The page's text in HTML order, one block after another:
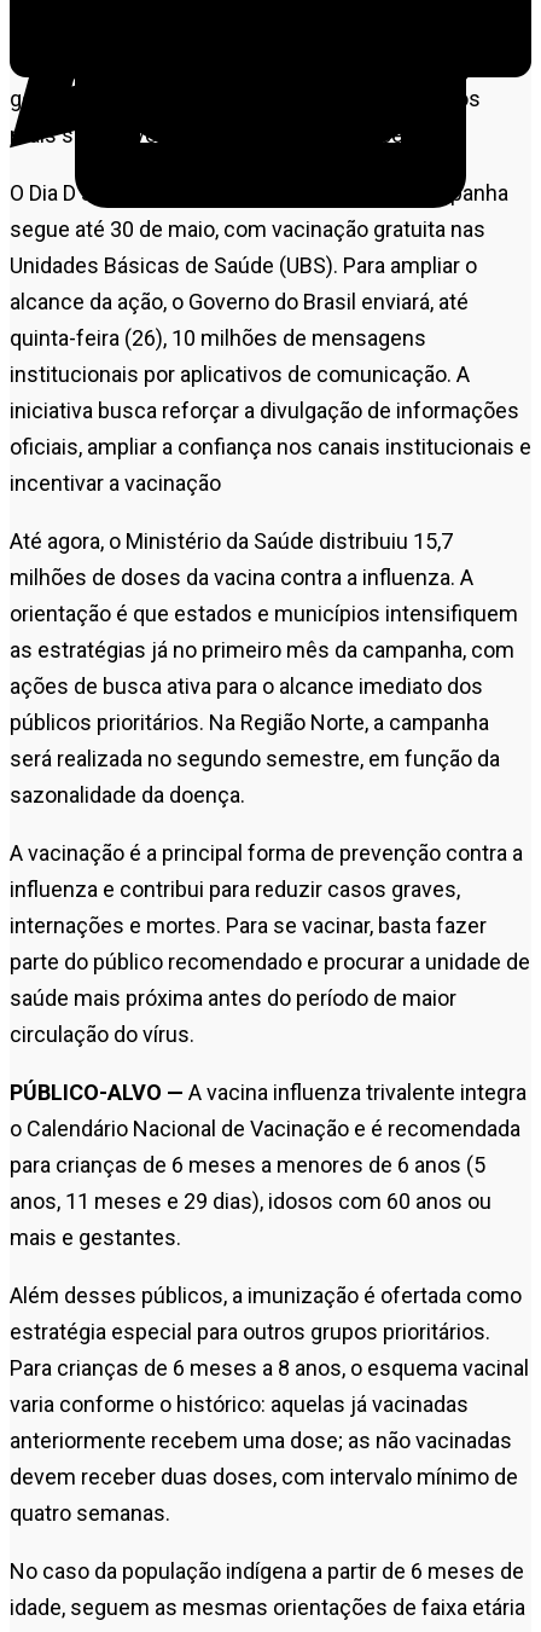
estados e municípios, a mobilização prioriza crianças,
gestantes e idosos com 60 anos ou mais, grupos
mais suscetíveis a formas graves da doença.
O Dia D será realizado na mesma data, e a campanha
segue até 30 de maio, com vacinação gratuita nas
Unidades Básicas de Saúde (UBS). Para ampliar o
alcance da ação, o Governo do Brasil enviará, até
quinta-feira (26), 10 milhões de mensagens
institucionais por aplicativos de comunicação. A
iniciativa busca reforçar a divulgação de informações
oficiais, ampliar a confiança nos canais institucionais e
incentivar a vacinação
Até agora, o Ministério da Saúde distribuiu 15,7
milhões de doses da vacina contra a influenza. A
orientação é que estados e municípios intensifiquem
as estratégias já no primeiro mês da campanha, com
ações de busca ativa para o alcance imediato dos
públicos prioritários. Na Região Norte, a campanha
será realizada no segundo semestre, em função da
sazonalidade da doença.
A vacinação é a principal forma de prevenção contra a
influenza e contribui para reduzir casos graves,
internações e mortes. Para se vacinar, basta fazer
parte do público recomendado e procurar a unidade de
saúde mais próxima antes do período de maior
circulação do vírus.
PÚBLICO-ALVO — A vacina influenza trivalente integra
o Calendário Nacional de Vacinação e é recomendada
para crianças de 6 meses a menores de 6 anos (5
anos, 11 meses e 29 dias), idosos com 60 anos ou
mais e gestantes.
Além desses públicos, a imunização é ofertada como
estratégia especial para outros grupos prioritários.
Para crianças de 6 meses a 8 anos, o esquema vacinal
varia conforme o histórico: aquelas já vacinadas
anteriormente recebem uma dose; as não vacinadas
devem receber duas doses, com intervalo mínimo de
quatro semanas.
No caso da população indígena a partir de 6 meses de
idade, seguem as mesmas orientações de faixa etária